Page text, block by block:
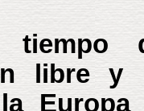
libre y
Europa